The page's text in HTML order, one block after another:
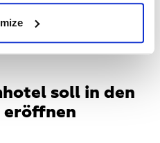
planen, Tom Cruise
starten
soll in den
eröffnen